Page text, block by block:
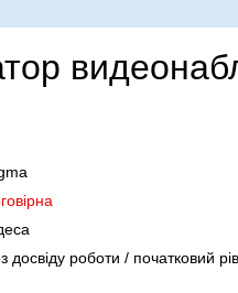
досвіду роботи / початковий